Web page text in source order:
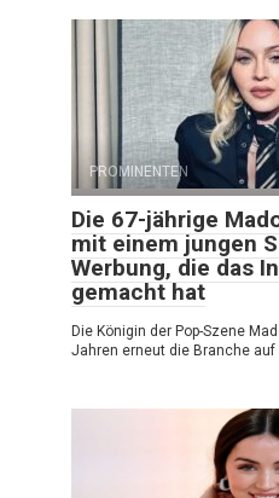
PROMINENTEN
Die 67-jährige
mit einem jungen
Werbung, die das
gemacht hat
Die Königin der Pop-Szene
Jahren erneut die Branche auf